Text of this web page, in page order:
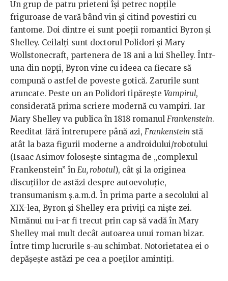
Un grup de patru prieteni își petrec nopțile
friguroase de vară bând vin și citind povestiri cu
fantome. Doi dintre ei sunt poeții romantici Byron și
Shelley. Ceilalți sunt doctorul Polidori și Mary
Wollstonecraft, partenera de 18 ani a lui Shelley. Într-
una din nopți, Byron vine cu ideea ca fiecare să
compună o astfel de poveste gotică. Zarurile sunt
aruncate. Peste un an Polidori tipărește Vampirul,
considerată prima scriere modernă cu vampiri. Iar
Mary Shelley va publica în 1818 romanul Frankenstein.
Reeditat fără întrerupere până azi, Frankenstein stă
atât la baza figurii moderne a androidului/robotului
(Isaac Asimov folosește sintagma de „complexul
Frankenstein” în Eu, robotul), cât și la originea
discuțiilor de astăzi despre autoevoluție,
transumanism ș.a.m.d. În prima parte a secolului al
XIX-lea, Byron și Shelley era priviți ca niște zei.
Nimănui nu i-ar fi trecut prin cap să vadă în Mary
Shelley mai mult decât autoarea unui roman bizar.
Între timp lucrurile s-au schimbat. Notorietatea ei o
depășește astăzi pe cea a poeților amintiți.